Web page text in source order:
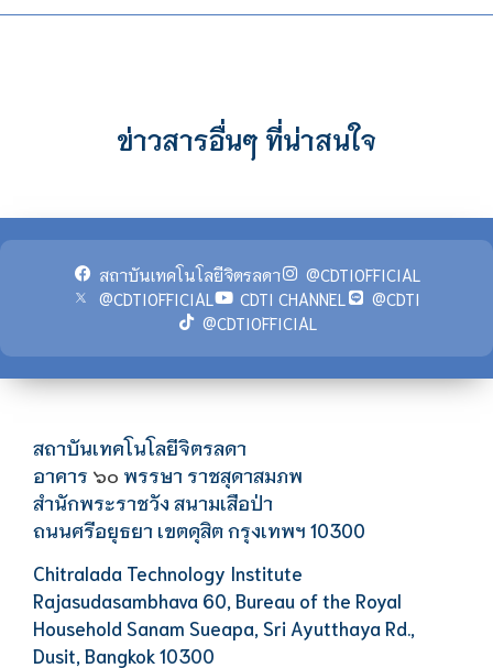
ข่าวสารอื่นๆ ที่น่าสนใจ
สถาบันเทคโนโลยีจิตรลดา
@CDTIOFFICIAL
@CDTIOFFICIAL
CDTI CHANNEL
@CDTI
@CDTIOFFICIAL
สถาบันเทคโนโลยีจิตรลดา
อาคาร ๖๐ พรรษา ราชสุดาสมภพ
สำนักพระราชวัง สนามเสือป่า
ถนนศรีอยุธยา เขตดุสิต กรุงเทพฯ 10300
Chitralada Technology Institute
Rajasudasambhava 60, Bureau of the Royal
Household Sanam Sueapa, Sri Ayutthaya Rd.,
Dusit, Bangkok 10300